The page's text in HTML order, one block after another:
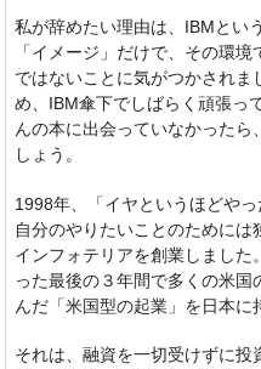
私が辞めたい理由は、IBMとい
「イメージ」だけで、その環
ではないことに気がつかされま
め、IBM傘下でしばらく頑張っ
んの本に出会っていなかった
しょう。
1998年、「イヤというほどや
自分のやりたいことのためには
インフォテリアを創業しまし
った最後の３年間で多くの米
んだ「米国型の起業」を日本に
それは、融資を一切受けずに投